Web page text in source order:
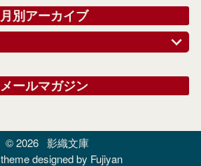
月別アーカイブ
メールマガジン
© 2026 影織文庫
theme designed by Fujiyan